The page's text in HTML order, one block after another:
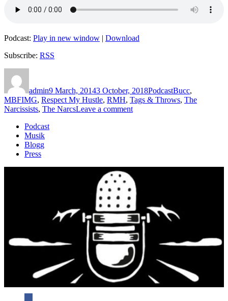
Podcast: Play in new window | Download
Subscribe: RSS
admin9 March, 20143 October, 2018PodcastBucc,
MBFIMG, Respect My Hustle, RMH, Tags & Throws, The
Narcissists, The NarcsLeave a commenton
av
2
Podcast
Musik
Blogg
Press